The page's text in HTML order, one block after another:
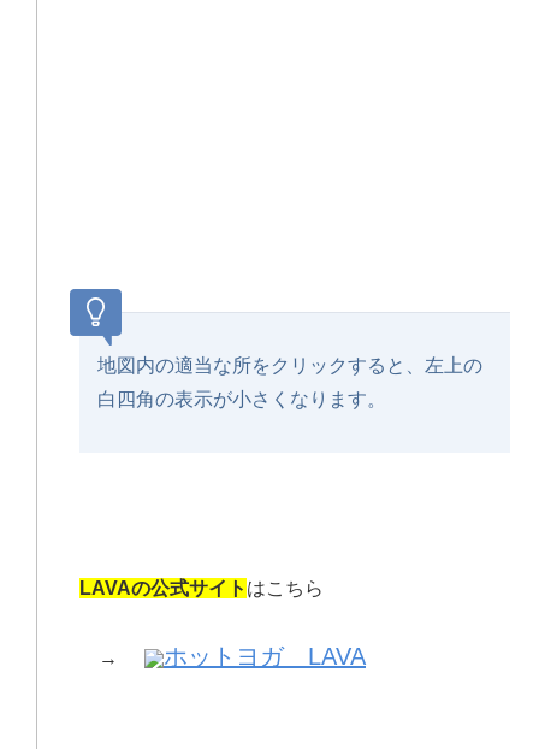
地図内の適当な所をクリックすると、左上の
白四角の表示が小さくなります。
LAVAの公式サイト はこちら
→ ホットヨガ LAVA